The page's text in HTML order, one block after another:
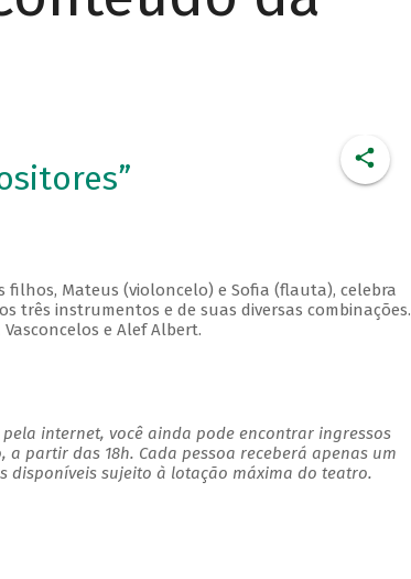
filhos, Mateus (violoncelo) e Sofia (flauta), celebra
três instrumentos e de suas diversas combinações.
e Alef Albert.
internet, você ainda pode encontrar ingressos
a partir das 18h. Cada pessoa receberá apenas um
disponíveis sujeito à lotação máxima do teatro.